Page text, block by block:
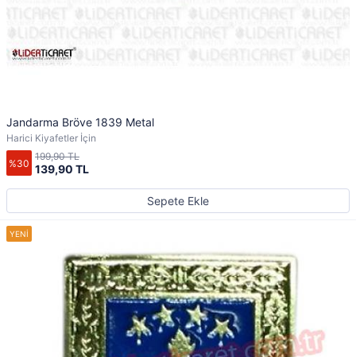
Jandarma Bröve 1839 Metal
Harici Kiyafetler İçin
%30 139,90 TL
199,90 TL
Sepete Ekle